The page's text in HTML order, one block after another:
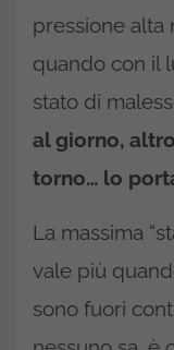
pressione alta
quando con il
stato di
al giorno,
torno… lo
La massima
vale più
sono fuori